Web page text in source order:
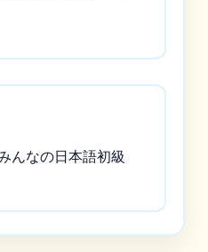
んなの日本語初級